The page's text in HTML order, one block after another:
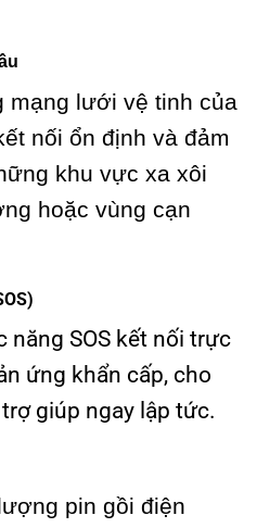
mạng lưới vệ tinh của
nối ổn định và đảm
khu vực xa xôi
hoặc vùng cạn
SOS kết nối trực
ứng khẩn cấp, cho
giúp ngay lập tức.
pin gồi điện